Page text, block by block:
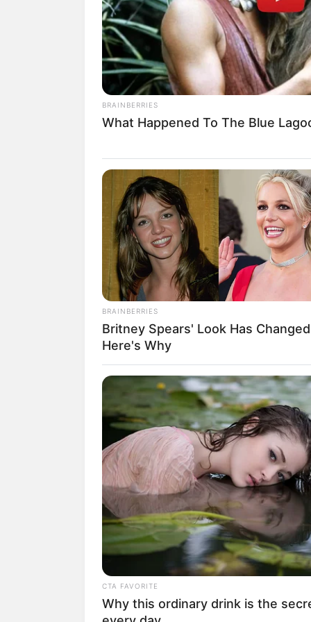
SHARE TWEET SHARE
Farhan Rasyid adalah seorang aktor
Ia mulai populer dan dikenal publik
Karier
Nama Farhan Rasyid masih terbilang
yang terbilang muda, yakni 11 tahun
Sempat vakum sejenak untuk fokus
kembali terdengar di tahun 2019
Bikin Baper So Hard(2019).
Sosoknya mulai mencuri perhatian
Dari popularitas dan kepiawannya
Beralih ke layar lebar, pria asal Riau
Di Bawah Umur(2020),Geez & Ann
Tak sampai di situ, Farhan juga
Husband (2020) dengan berperan
Rahadian danPrilly Latuconsina.
BRAINBERRIES
What Happened To The Blue
BRAINBERRIES
Britney Spears' Look Has
Here's Why
CTA FAVORITE
Why this ordinary drink is the